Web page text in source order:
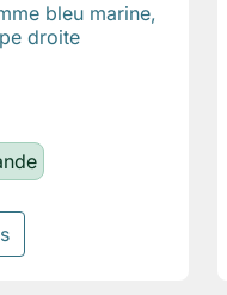
rapide
bleu marine,
droite